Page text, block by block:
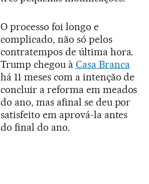
O processo foi longo e
complicado, não só pelos
contratempos de última hora.
Trump chegou à Casa Branca
há 11 meses com a intenção de
concluir a reforma em meados
do ano, mas afinal se deu por
satisfeito em aprová-la antes
do final do ano.